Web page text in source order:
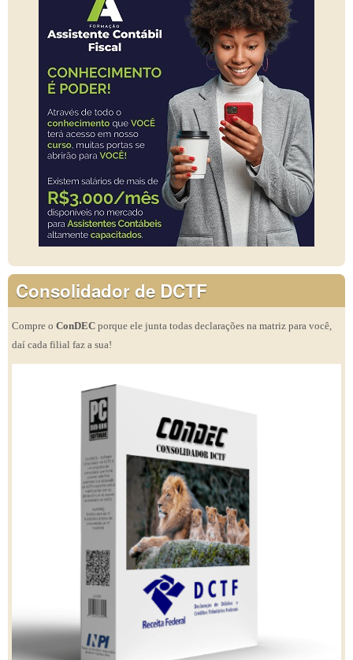
Consolidador de DCTF
Compre o ConDEC porque ele junta todas declarações na matriz para você,
daí cada filial faz a sua!